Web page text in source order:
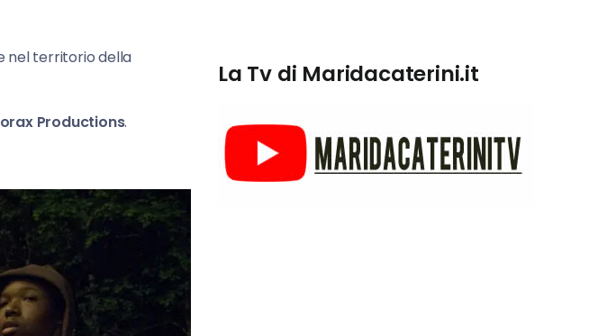
nel territorio della
Productions.
La Tv di Maridacaterini.it